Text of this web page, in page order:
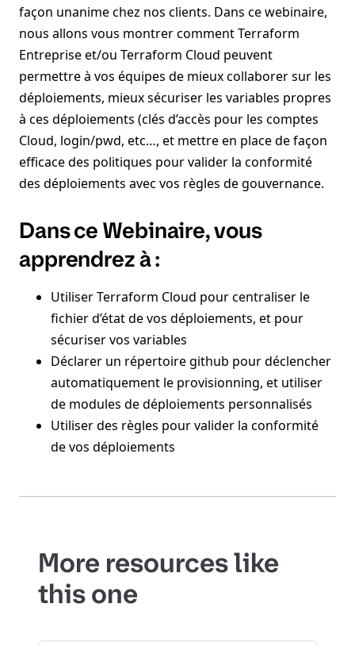
façon unanime chez nos clients. Dans ce webinaire,
nous allons vous montrer comment Terraform
Entreprise et/ou Terraform Cloud peuvent
permettre à vos équipes de mieux collaborer sur les
déploiements, mieux sécuriser les variables propres
à ces déploiements (clés d’accès pour les comptes
Cloud, login/pwd, etc…, et mettre en place de façon
efficace des politiques pour valider la conformité
des déploiements avec vos règles de gouvernance.
Dans ce Webinaire, vous
apprendrez à :
Utiliser Terraform Cloud pour centraliser le
fichier d’état de vos déploiements, et pour
sécuriser vos variables
Déclarer un répertoire github pour déclencher
automatiquement le provisionning, et utiliser
de modules de déploiements personnalisés
Utiliser des règles pour valider la conformité
de vos déploiements
More resources like
this one